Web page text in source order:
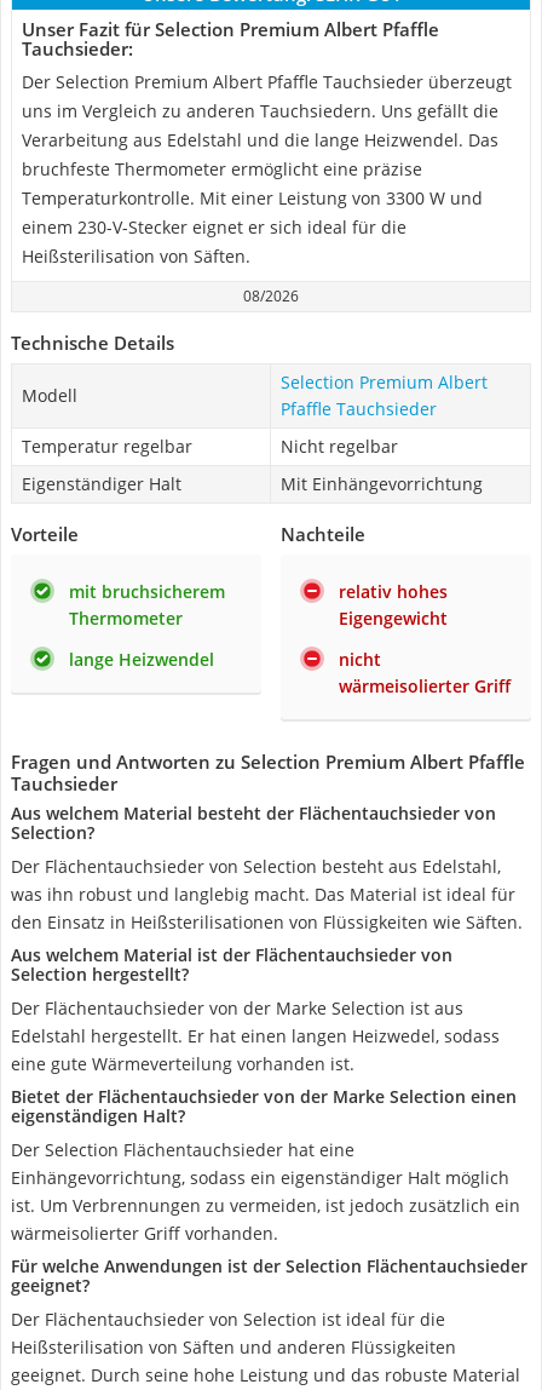
Unser Fazit für Selection Premium Albert Pfaffle
Tauchsieder:
Der Selection Premium Albert Pfaffle Tauchsieder überzeugt
uns im Vergleich zu anderen Tauchsiedern. Uns gefällt die
Verarbeitung aus Edelstahl und die lange Heizwendel. Das
bruchfeste Thermometer ermöglicht eine präzise
Temperaturkontrolle. Mit einer Leistung von 3300 W und
einem 230-V-Stecker eignet er sich ideal für die
Heißsterilisation von Säften.
08/2026
Technische Details
Modell
Selection Premium Albert
Pfaffle Tauchsieder
Temperatur regelbar
Nicht regelbar
Eigenständiger Halt
Mit Einhängevorrichtung
Vorteile
mit bruchsicherem
Thermometer
lange Heizwendel
Nachteile
relativ hohes
Eigengewicht
nicht
wärmeisolierter Griff
Fragen und Antworten zu Selection Premium Albert Pfaffle
Tauchsieder
Aus welchem Material besteht der Flächentauchsieder von
Selection?
Der Flächentauchsieder von Selection besteht aus Edelstahl,
was ihn robust und langlebig macht. Das Material ist ideal für
den Einsatz in Heißsterilisationen von Flüssigkeiten wie Säften.
Aus welchem Material ist der Flächentauchsieder von
Selection hergestellt?
Der Flächentauchsieder von der Marke Selection ist aus
Edelstahl hergestellt. Er hat einen langen Heizwedel, sodass
eine gute Wärmeverteilung vorhanden ist.
Bietet der Flächentauchsieder von der Marke Selection einen
eigenständigen Halt?
Der Selection Flächentauchsieder hat eine
Einhängevorrichtung, sodass ein eigenständiger Halt möglich
ist. Um Verbrennungen zu vermeiden, ist jedoch zusätzlich ein
wärmeisolierter Griff vorhanden.
Für welche Anwendungen ist der Selection Flächentauchsieder
geeignet?
Der Flächentauchsieder von Selection ist ideal für die
Heißsterilisation von Säften und anderen Flüssigkeiten
geeignet. Durch seine hohe Leistung und das robuste Material